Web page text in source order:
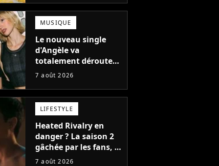
ruiner les revendeurs
MUSIQUE
Le nouveau single
d'Angèle va
totalement dérouter
le public, et c'est une
7 août 2026
LIFESTYLE
Heated Rivalry en
danger ? La saison 2
gâchée par les fans, le
créateur pousse un
7 août 2026